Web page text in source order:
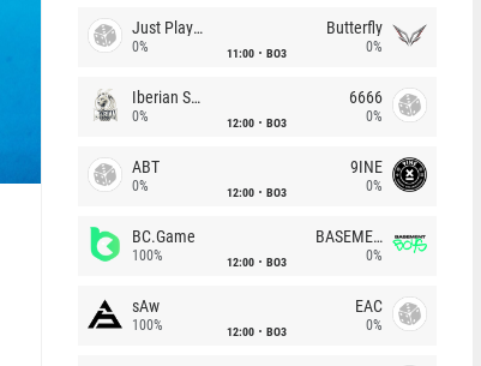
Just Players
0% 11:00 BO3
Butterfly
0%
Iberian Soul
0% 12:00 BO3
6666
0%
ABT
0% 12:00 BO3
9INE
0%
BC.Game
100% 12:00 BO3
BASEMENT BOYS
0%
sAw
100% 12:00 BO3
EAC
0%